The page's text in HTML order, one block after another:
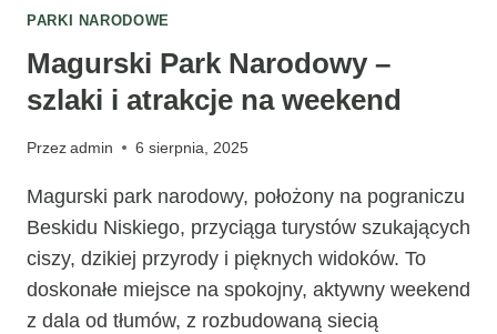
PARKI NARODOWE
Magurski Park Narodowy –
szlaki i atrakcje na weekend
Przezadmin 6 sierpnia, 2025
Magurski park narodowy, położony na pograniczu
Beskidu Niskiego, przyciąga turystów szukających
ciszy, dzikiej przyrody i pięknych widoków. To
doskonałe miejsce na spokojny, aktywny weekend
z dala od tłumów, z rozbudowaną siecią